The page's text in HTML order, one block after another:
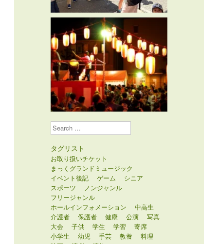
Search
タグリスト
お取り扱いチケット
まっくグランドミュージック
イベント後記
ゲーム
シニア
スポーツ
ノンジャンル
フリージャンル
ホールインフォメーション
中高生
介護者
保護者 健康 公演
写真
大会
子供 学生 学習
寄席
小学生
幼児 手芸 教養
料理